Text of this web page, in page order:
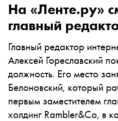
На «Ленте.ру»
главный
Главный редактор
Алексей Гореславский
должность. Его место
Белоновский, который
первым заместителем
холдинг Rambler&Co, в